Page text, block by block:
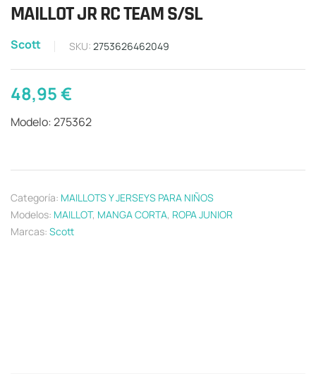
MAILLOT JR RC TEAM S/SL
Scott SKU: 2753626462049
48,95€
Modelo: 275362
Categoría: MAILLOTS Y JERSEYS PARA NIÑOS
Modelos: MAILLOT, MANGA CORTA, ROPA JUNIOR
Marcas: Scott